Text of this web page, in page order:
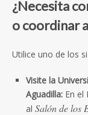
¿Necesita
o coordinar
Utilice uno de los
Visite la
Aguadilla: En el
al Salón de los